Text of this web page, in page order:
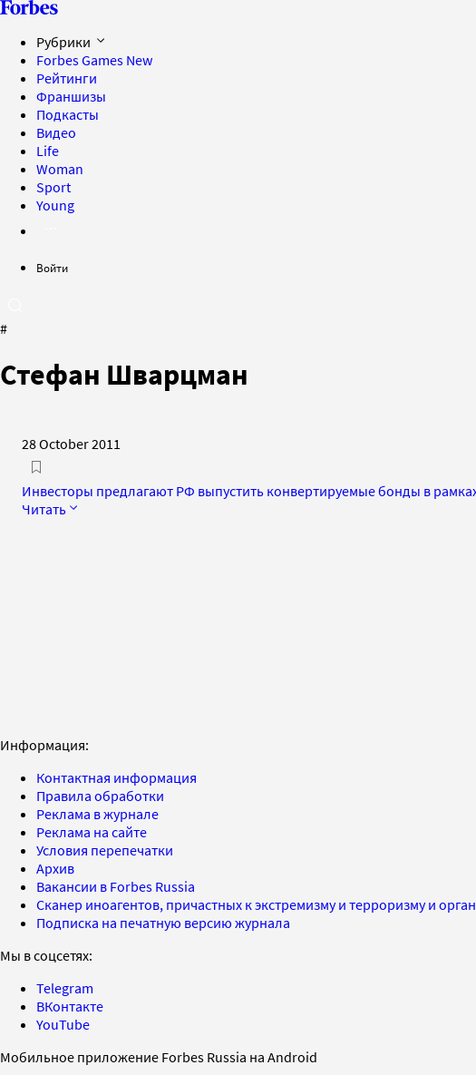
Рубрики
Forbes Games New
Рейтинги
Франшизы
Подкасты
Видео
Life
Woman
Sport
Young
Войти
#
Стефан Шварцман
28 October 2011
Инвесторы предлагают РФ выпустить конвертируемые бонды в
Читать
Информация:
Контактная информация
Правила обработки
Реклама в журнале
Реклама на сайте
Условия перепечатки
Архив
Вакансии в Forbes Russia
Сканер иноагентов, причастных к экстремизму и терроризму и
Подписка на печатную версию журнала
Мы в соцсетях:
Telegram
ВКонтакте
YouTube
Мобильное приложение Forbes Russia на Android